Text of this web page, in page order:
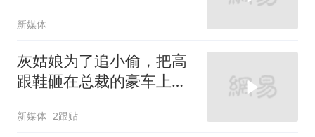
新媒体
灰姑娘为了追小偷，把高
跟鞋砸在总裁的豪车上，
新媒体 2跟贴